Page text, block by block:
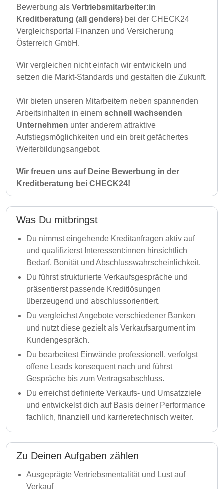
Bewerbung als Vertriebsmitarbeiter:in
Kreditberatung (all genders) bei der CHECK24
Vergleichsportal Finanzen und Versicherung
Österreich GmbH.
Wir vergleichen nicht einfach wir entwickeln und
setzen die Markt-Standards und gestalten die Zukunft.
Wir bieten unseren Mitarbeitern neben spannenden
Arbeitsinhalten in einem schnell wachsenden
Unternehmen unter anderem attraktive
Aufstiegsmöglichkeiten und ein breit gefächertes
Weiterbildungsangebot.
Wir freuen uns auf Deine Bewerbung in der
Kreditberatung bei CHECK24!
Was Du mitbringst
Du nimmst eingehende Kreditanfragen aktiv auf
und qualifizierst Interessent:innen hinsichtlich
Bedarf, Bonität und Abschlusswahrscheinlichkeit.
Du führst strukturierte Verkaufsgespräche und
präsentierst passende Kreditlösungen
überzeugend und abschlussorientiert.
Du vergleichst Angebote verschiedener Banken
und nutzt diese gezielt als Verkaufsargument im
Kundengespräch.
Du bearbeitest Einwände professionell, verfolgst
offene Leads konsequent nach und führst
Gespräche bis zum Vertragsabschluss.
Du erreichst definierte Verkaufs- und Umsatzziele
und entwickelst dich auf Basis deiner Performance
fachlich, finanziell und karrieretechnisch weiter.
Zu Deinen Aufgaben zählen
Ausgeprägte Vertriebsmentalität und Lust auf
Verkauf